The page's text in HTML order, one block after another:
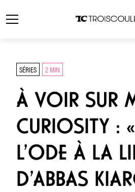
SÉRIES 2 MIN
À VOIR SUR
CURIOSITY :
L’ODE À LA
D’ABBAS